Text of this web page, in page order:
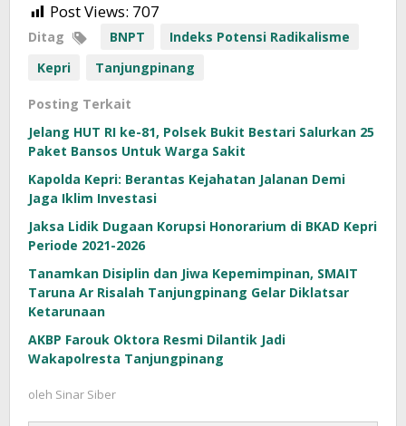
Post Views: 707
Ditag BNPT
Indeks Potensi Radikalisme
Kepri
Tanjungpinang
Posting Terkait
Jelang HUT RI ke-81, Polsek Bukit Bestari Salurkan 25
Paket Bansos Untuk Warga Sakit
Kapolda Kepri: Berantas Kejahatan Jalanan Demi
Jaga Iklim Investasi
Jaksa Lidik Dugaan Korupsi Honorarium di BKAD Kepri
Periode 2021-2026
Tanamkan Disiplin dan Jiwa Kepemimpinan, SMAIT
Taruna Ar Risalah Tanjungpinang Gelar Diklatsar
Ketarunaan
AKBP Farouk Oktora Resmi Dilantik Jadi
Wakapolresta Tanjungpinang
oleh Sinar Siber